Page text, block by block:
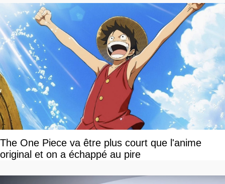
The One Piece va être plus court que l'anime
original et on a échappé au pire